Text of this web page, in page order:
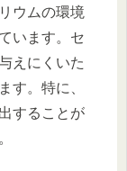
ウムの環境
います。セ
えにくいた
す。特に、
することが